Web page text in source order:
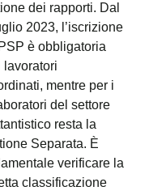
dei rapporti. Dal
2023, l’iscrizione
è obbligatoria
lavoratori
mentre per i
del settore
resta la
Separata. È
verificare la
classificazione